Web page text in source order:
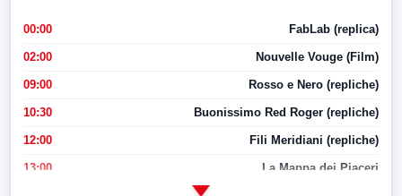
00:00 FabLab (replica)
02:00 Nouvelle Vouge (Film)
09:00 Rosso e Nero (repliche)
10:30 Buonissimo Red Roger (repliche)
12:00 Fili Meridiani (repliche)
13:00 La Mappa dei Piaceri